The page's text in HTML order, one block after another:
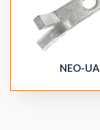
NEO-UA